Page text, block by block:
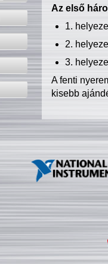
Az első
1.
2.
3.
A fenti
kisebb